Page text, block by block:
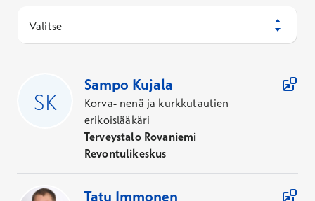
Valitse
Sampo Kujala
Korva- nenä ja kurkkutautien
erikoislääkäri
Terveystalo Rovaniemi
Revontulikeskus
Tatu Immonen